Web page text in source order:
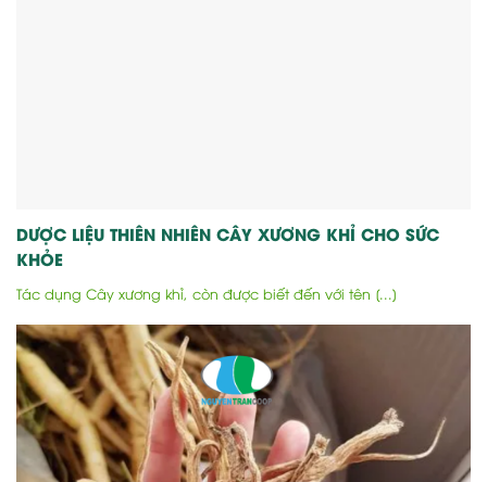
DƯỢC LIỆU THIÊN NHIÊN CÂY XƯƠNG KHỈ CHO SỨC
KHỎE
Tác dụng Cây xương khỉ, còn được biết đến với tên [...]